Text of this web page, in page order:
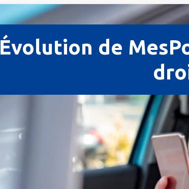
Évolution de